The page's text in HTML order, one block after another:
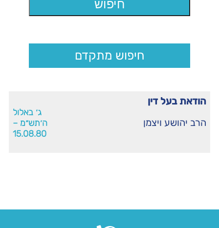
הודאת בעל דין
הרב יהושע ויצמן
ג׳ באלול
ה׳תש״מ –
15.08.80
חיפוש מתקדם